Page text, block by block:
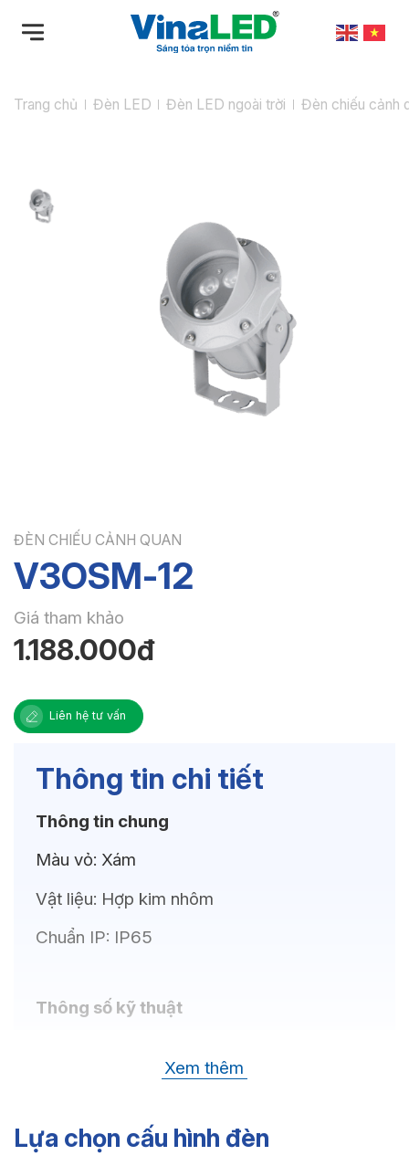
qua
dungTrang chủ Đèn LED Đèn LED ngoài trời Đèn chiếu cảnh
ĐÈN CHIẾU CẢNH QUAN
V3OSM-12
Giá tham khảo
1.188.000đ
Liên hệ tư vấn
Thông tin chi tiết
Thông tin chung
Màu vỏ: Xám
Vật liệu: Hợp kim nhôm
Chuẩn IP: IP65
Thông số kỹ thuật
Đa sắc, Xanh dương, Xanh lá,
Chỉ số hoàn màu: CRI>80
Xem thêm
Lựa chọn cấu hình đèn